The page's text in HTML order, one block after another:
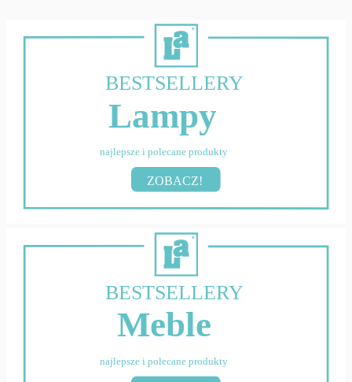
BESTSELLERY
Lampy
najlepsze i polecane produkty
ZOBACZ!
BESTSELLERY
Meble
najlepsze i polecane produkty